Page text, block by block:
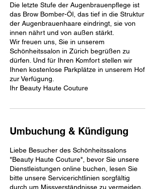
Die letzte Stufe der Augenbrauenpflege ist
das Brow Bomber-Öl, das tief in die Struktur
der Augenbrauenhaare eindringt, sie von
innen nährt und von außen stärkt.
Wir freuen uns, Sie in unserem
Schönheitssalon in Zürich begrüßen zu
dürfen. Und für Ihren Komfort stellen wir
Ihnen kostenlose Parkplätze in unserem Hof
zur Verfügung.
Ihr Beauty Haute Couture
Umbuchung & Kündigung
Liebe Besucher des Schönheitssalons
"Beauty Haute Couture", bevor Sie unsere
Dienstleistungen online buchen, lesen Sie
bitte unsere Servicerichtlinien sorgfältig
durch um Missverständnisse zu vermeiden.